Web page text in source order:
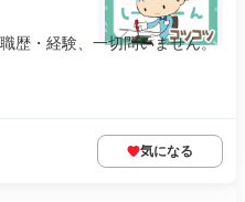
歴・経験、一切問いません。
気になる